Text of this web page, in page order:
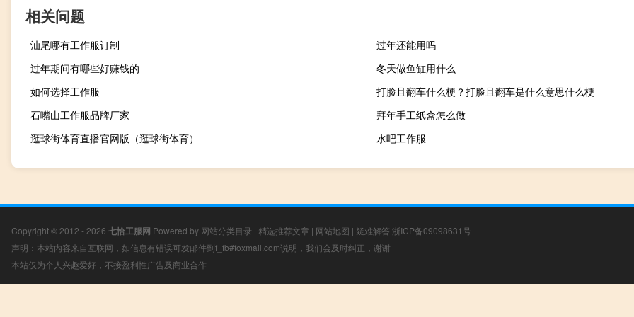
相关问题
汕尾哪有工作服订制
过年还能用吗
过年期间有哪些好赚钱的
冬天做鱼缸用什么
如何选择工作服
打脸且翻车什么梗？打脸且翻车是什么意思什么梗
石嘴山工作服品牌厂家
拜年手工纸盒怎么做
逛球街体育直播官网版（逛球街体育）
水吧工作服
Copyright © 2012 - 2026 七恰工服网 Powered by 网站分类目录 | 精选推荐文章 | 网站地图 | 疑难解答 浙ICP备09098631号
声明：本站内容来自互联网，如信息有错误可发邮件到f_fb#foxmail.com说明，我们会及时纠正，谢谢
本站仅为个人兴趣爱好，不接盈利性广告及商业合作